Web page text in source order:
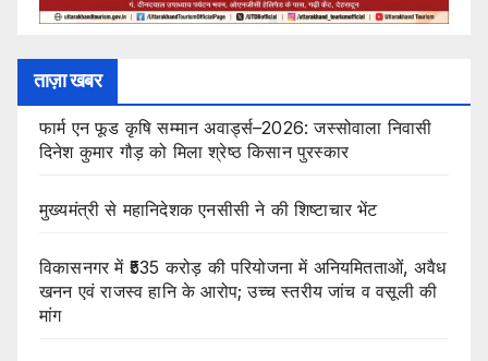
ताज़ा खबर
फार्म एन फूड कृषि सम्मान अवार्ड्स–2026: जस्सोवाला निवासी
दिनेश कुमार गौड़ को मिला श्रेष्ठ किसान पुरस्कार
मुख्यमंत्री से महानिदेशक एनसीसी ने की शिष्टाचार भेंट
विकासनगर में ₹535 करोड़ की परियोजना में अनियमितताओं, अवैध
खनन एवं राजस्व हानि के आरोप; उच्च स्तरीय जांच व वसूली की
मांग